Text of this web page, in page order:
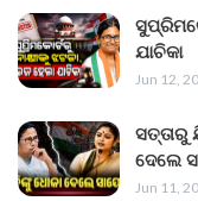
ଯାଚିକା
Jun 12,
ସତ୍ତାରୁ
ଦେଲେ
Jun 11,